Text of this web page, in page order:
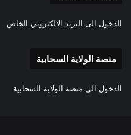
الدخول الى البريد الالكتروني الخاص
منصة الولاية السحابية
الدخول الى منصة الولاية السحابية